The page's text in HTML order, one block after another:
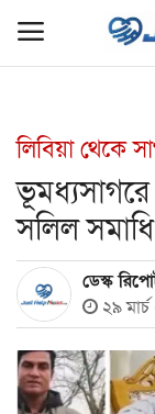
হোম
বাংলাদেশ
যুক্তরাজ‍্য
আন্তর্জাতিক
রাজনীতি
লিবিয়া থেকে
সলিল সমাধি
ডেস্ক
২৯